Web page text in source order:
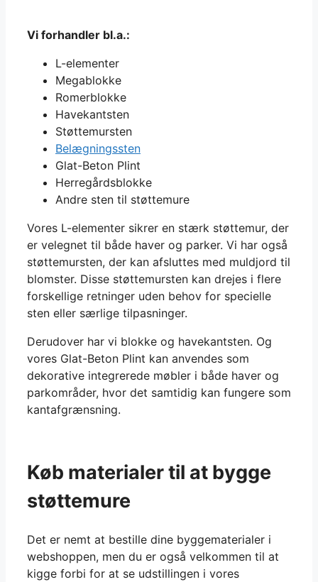
Vi forhandler bl.a.:
L-elementer
Megablokke
Romerblokke
Havekantsten
Støttemursten
Belægningssten
Glat-Beton Plint
Herregårdsblokke
Andre sten til støttemure
Vores L-elementer sikrer en stærk støttemur, der
er velegnet til både haver og parker. Vi har også
støttemursten, der kan afsluttes med muldjord til
blomster. Disse støttemursten kan drejes i flere
forskellige retninger uden behov for specielle
sten eller særlige tilpasninger.
Derudover har vi blokke og havekantsten. Og
vores Glat-Beton Plint kan anvendes som
dekorative integrerede møbler i både haver og
parkområder, hvor det samtidig kan fungere som
kantafgrænsning.
Køb materialer til at bygge
støttemure
Det er nemt at bestille dine byggematerialer i
webshoppen, men du er også velkommen til at
kigge forbi for at se udstillingen i vores